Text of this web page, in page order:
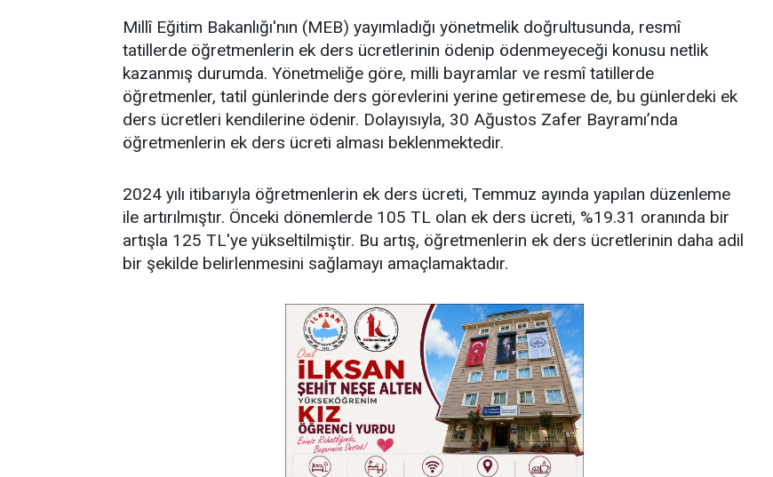
Millî Eğitim Bakanlığı'nın (MEB) yayımladığı yönetmelik doğrultusunda, resmî
tatillerde öğretmenlerin ek ders ücretlerinin ödenip ödenmeyeceği konusu netlik
kazanmış durumda. Yönetmeliğe göre, milli bayramlar ve resmî tatillerde
öğretmenler, tatil günlerinde ders görevlerini yerine getiremese de, bu günlerdeki ek
ders ücretleri kendilerine ödenir. Dolayısıyla, 30 Ağustos Zafer Bayramı’nda
öğretmenlerin ek ders ücreti alması beklenmektedir.
2024 yılı itibarıyla öğretmenlerin ek ders ücreti, Temmuz ayında yapılan düzenleme
ile artırılmıştır. Önceki dönemlerde 105 TL olan ek ders ücreti, %19.31 oranında bir
artışla 125 TL'ye yükseltilmiştir. Bu artış, öğretmenlerin ek ders ücretlerinin daha adil
bir şekilde belirlenmesini sağlamayı amaçlamaktadır.